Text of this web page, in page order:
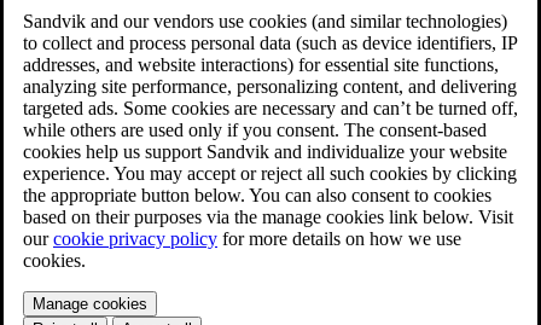
Sandvik and our vendors use cookies (and similar technologies)
to collect and process personal data (such as device identifiers, IP
addresses, and website interactions) for essential site functions,
analyzing site performance, personalizing content, and delivering
targeted ads. Some cookies are necessary and can’t be turned off,
while others are used only if you consent. The consent-based
cookies help us support Sandvik and individualize your website
experience. You may accept or reject all such cookies by clicking
the appropriate button below. You can also consent to cookies
based on their purposes via the manage cookies link below. Visit
ourcookie privacy policy for more details on how we use
cookies.
Manage cookies